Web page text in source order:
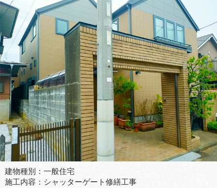
建物種別：一般住宅
施工内容：シャッターゲート修繕工事